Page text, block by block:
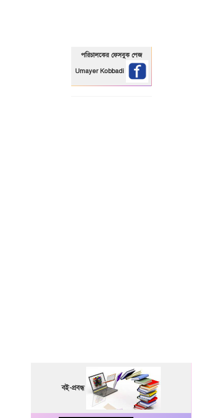
পরিচালকের ফেসবুক পেজ
Umayer Kobbadi
বই-প্রবন্ধ